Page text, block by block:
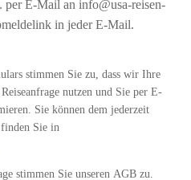
E-Mail an info@usa-reisen-
in jeder E-Mail.
stimmen Sie zu, dass wir Ihre
nutzen und Sie per E-
Sie können dem jederzeit
Sie in
stimmen Sie unseren AGB zu.